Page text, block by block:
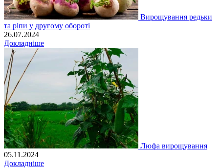
Вирощування редьки
та ріпи у другому обороті
26.07.2024
Докладніше
Люфа вирощування
05.11.2024
Докладніше